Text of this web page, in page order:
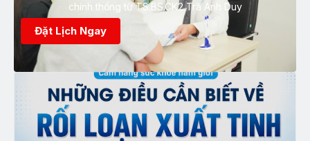
chính thống từ TS.BS.CK2 Trà Anh Duy
Đặt Lịch Ngay